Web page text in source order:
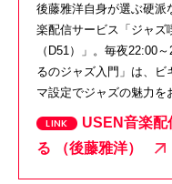
後藤雅洋自身が選ぶ硬派
楽配信サービス「ジャズ
（D51）」。毎夜22:00
るのジャズ入門」は、ビ
マ設定でジャズの魅力を
USEN音楽
る （後藤雅洋）